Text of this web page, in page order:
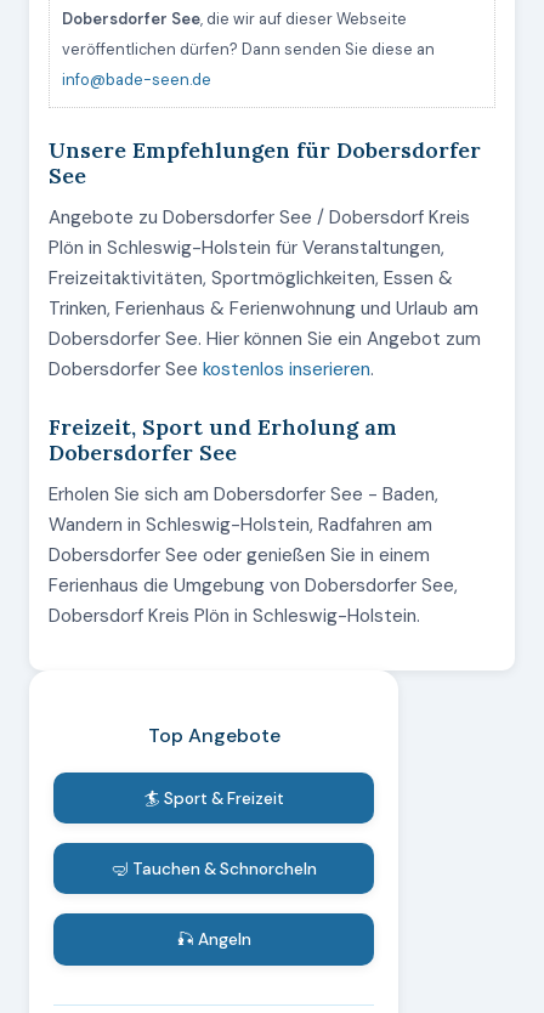
Dobersdorfer See, die wir auf dieser Webseite
veröffentlichen dürfen? Dann senden Sie diese an
info@bade-seen.de
Unsere Empfehlungen für Dobersdorfer
See
Angebote zu Dobersdorfer See / Dobersdorf Kreis
Plön in Schleswig-Holstein für Veranstaltungen,
Freizeitaktivitäten, Sportmöglichkeiten, Essen &
Trinken, Ferienhaus & Ferienwohnung und Urlaub am
Dobersdorfer See. Hier können Sie ein Angebot zum
Dobersdorfer See kostenlos inserieren.
Freizeit, Sport und Erholung am
Dobersdorfer See
Erholen Sie sich am Dobersdorfer See - Baden,
Wandern in Schleswig-Holstein, Radfahren am
Dobersdorfer See oder genießen Sie in einem
Ferienhaus die Umgebung von Dobersdorfer See,
Dobersdorf Kreis Plön in Schleswig-Holstein.
Top Angebote
🏄 Sport & Freizeit
🤿 Tauchen & Schnorcheln
🎣 Angeln